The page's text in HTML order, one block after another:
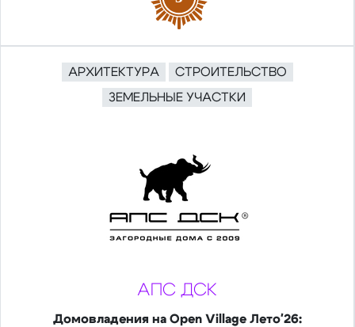
АРХИТЕКТУРА
СТРОИТЕЛЬСТВО
ЗЕМЕЛЬНЫЕ УЧАСТКИ
АПС ДСК
Домовладения на Open Village Лето'26: